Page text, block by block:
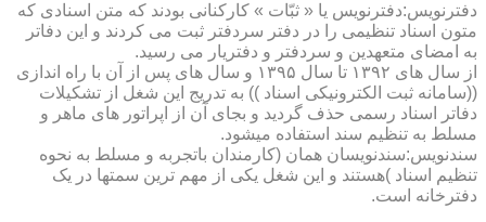
دفترنویس:دفترنویس یا « ثبّات » کارکنانی بودند که متن اسنادی که
متون اسناد تنظیمی را در دفتر سردفتر ثبت می کردند و این دفاتر
به امضای متعهدین و سردفتر و دفتریار می رسید.
از سال های ۱۳۹۲ تا سال ۱۳۹۵ و سال های پس از آن با راه اندازی
((سامانه ثبت الکترونیکی اسناد )) به تدریج این شغل از تشکیلات
دفاتر اسناد رسمی حذف گردید و بجای آن از اپراتور های ماهر و
مسلط به تنظیم سند استفاده میشود.
سندنویس:سندنویسان همان (کارمندان باتجربه و مسلط به نحوه
تنظیم اسناد )هستند و این شغل یکی از مهم ترین سمتها در یک
دفترخانه است.